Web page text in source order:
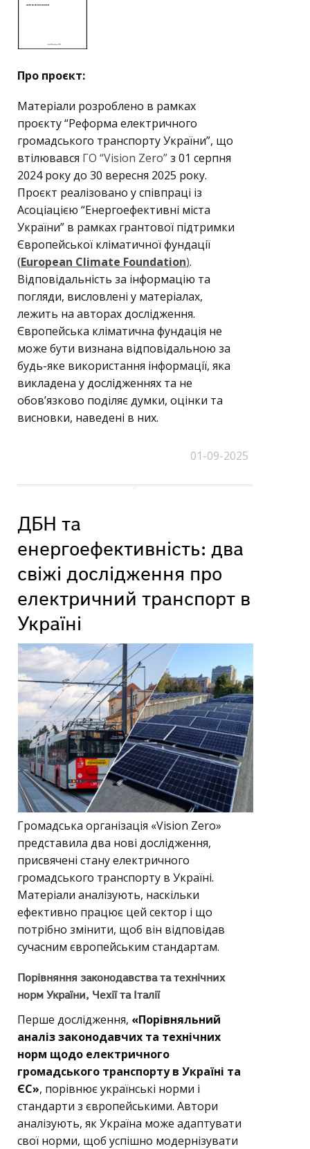
Про проєкт:
Матеріали розроблено в рамках
проєкту “Реформа електричного
громадського транспорту України”, що
втілювався ГО “Vision Zero”з 01 серпня
2024 року до 30 вересня 2025 року.
Проєкт реалізовано у співпраці із
Асоціацією “Енергоефективні міста
України” в рамках грантової підтримки
Європейської кліматичної фундації
(European Climate Foundation).
Відповідальність за інформацію та
погляди, висловлені у матеріалах,
лежить на авторах дослідження.
Європейська кліматична фундація не
може бути визнана відповідальною за
будь-яке використання інформації, яка
викладена у дослідженнях та не
обов’язково поділяє думки, оцінки та
висновки, наведені в них.
01-09-2025
ДБН та
енергоефективність: два
свіжі дослідження про
електричний транспорт в
Україні
Громадська організація «Vision Zero»
представила два нові дослідження,
присвячені стану електричного
громадського транспорту в Україні.
Матеріали аналізують, наскільки
ефективно працює цей сектор і що
потрібно змінити, щоб він відповідав
сучасним європейським стандартам.
Порівняння законодавства та технічних
норм України, Чехії та Італії
Перше дослідження, «Порівняльний
аналіз законодавчих та технічних
норм щодо електричного
громадського транспорту в Україні та
ЄС», порівнює українські норми і
стандарти з європейськими. Автори
аналізують, як Україна може адаптувати
свої норми, щоб успішно модернізувати